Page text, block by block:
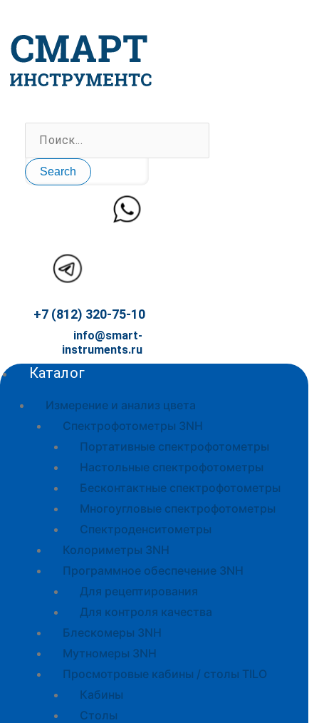
Search
+7 (812) 320-75-10
info@smart-
instruments.ru
Каталог
Измерение и анализ цвета
Спектрофотометры 3NH
Портативные спектрофотометры
Настольные спектрофотометры
Бесконтактные спектрофотометры
Многоугловые спектрофотометры
Спектроденситометры
Колориметры 3NH
Программное обеспечение 3NH
Для рецептирования
Для контроля качества
Блескомеры 3NH
Мутномеры 3NH
Просмотровые кабины / столы TILO
Кабины
Cтолы